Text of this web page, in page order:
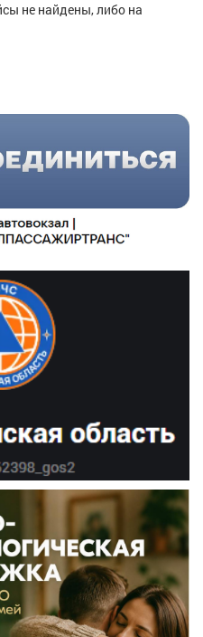
не найдены, либо на